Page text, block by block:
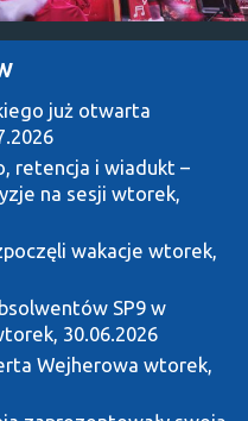
już otwarta
retencja i wiadukt –
na sesji wtorek,
wakacje wtorek,
SP9 w
30.06.2026
Wejherowa wtorek,